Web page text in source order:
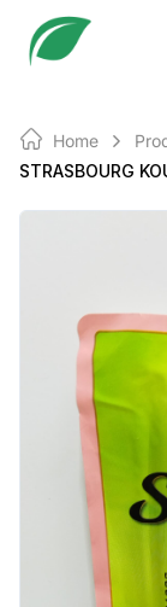
Home
STRASBOURG